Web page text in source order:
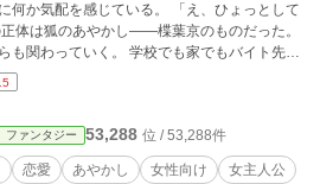
じている。 「え、ひょっとして
も関わっていく。 学校でも家でもバイト先で
ることは出来ない。 他にも、様々な
しか、平凡な日々があやかし達によって、彩
ま始まる――。 ※この作品は人気不
ません。 ※あやかし物を書くのは初めてで
作は小説投稿サイト「カクヨム」にも掲載し
ファンタジー 53,288 位 / 53,288件
恋愛 あやかし 女性向け
女主人公